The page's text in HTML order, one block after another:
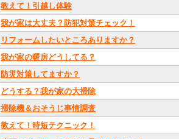
教えて！引越し体験
我が家は大丈夫？防犯対策チェック！
リフォームしたいところありますか？
我が家の暖房どうしてる？
防災対策してますか？
どうする？我が家の大掃除
掃除機＆おそうじ事情調査
教えて！時短テクニック！